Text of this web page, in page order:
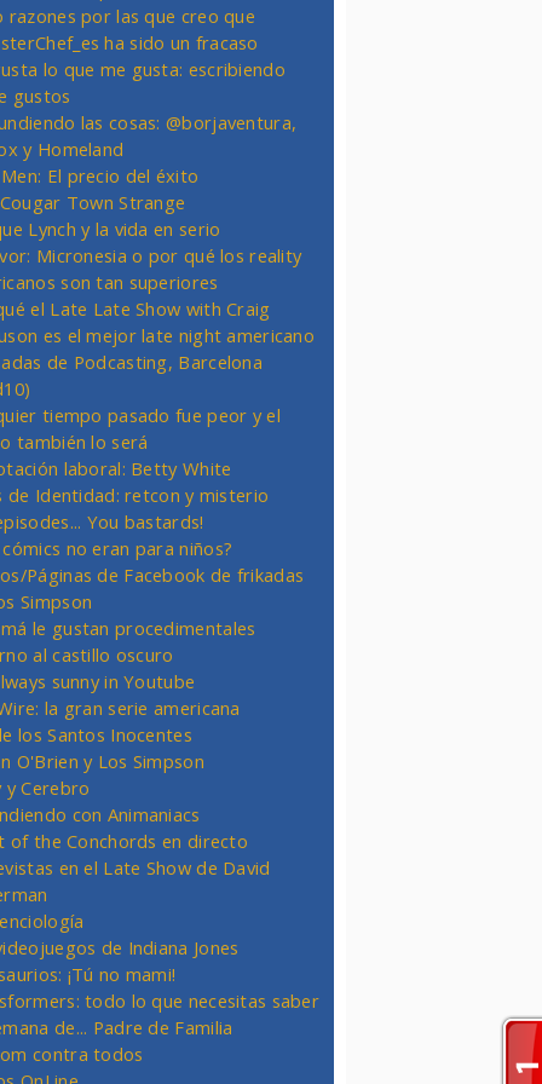
razones por las que creo que
ha sido un fracaso
lo que me gusta: escribiendo
gustos
las cosas: @borjaventura,
y Homeland
El precio del éxito
Cougar Town Strange
Lynch y la vida en serio
Micronesia o por qué los reality
son tan superiores
el Late Late Show with Craig
es el mejor late night americano
de Podcasting, Barcelona
tiempo pasado fue peor y el
también lo será
laboral: Betty White
de Identidad: retcon y misterio
You bastards!
no eran para niños?
Páginas de Facebook de frikadas
Simpson
le gustan procedimentales
al castillo oscuro
sunny in Youtube
la gran serie americana
los Santos Inocentes
O'Brien y Los Simpson
y Cerebro
con Animaniacs
of the Conchords en directo
en el Late Show de David
de Indiana Jones
¡Tú no mami!
todo lo que necesitas saber
de... Padre de Familia
contra todos